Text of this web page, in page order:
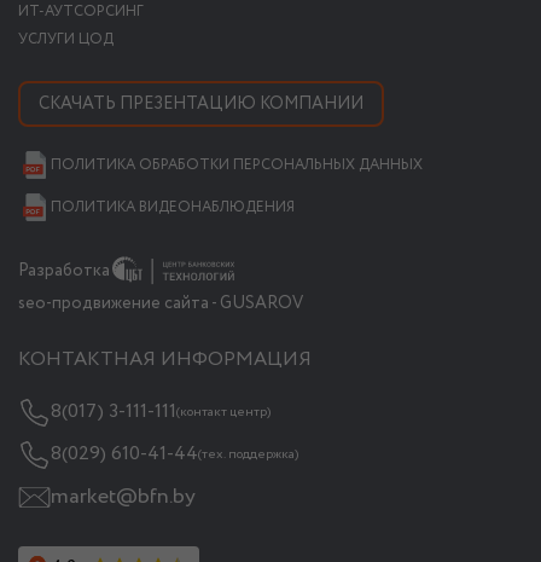
ИТ-АУТСОРСИНГ
УСЛУГИ ЦОД
СКАЧАТЬ ПРЕЗЕНТАЦИЮ КОМПАНИИ
ПОЛИТИКА ОБРАБОТКИ ПЕРСОНАЛЬНЫХ ДАННЫХ
ПОЛИТИКА ВИДЕОНАБЛЮДЕНИЯ
Разработка
seo-продвижение сайта - GUSAROV
КОНТАКТНАЯ ИНФОРМАЦИЯ
8(017) 3-111-111(контакт центр)
8(029) 610-41-44(тех. поддержка)
market@bfn.by